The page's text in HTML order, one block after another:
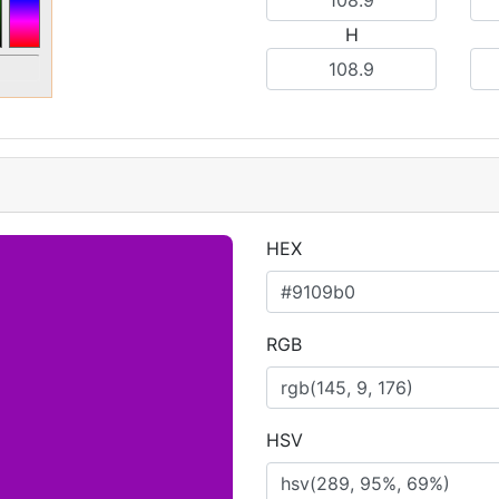
H
HEX
RGB
HSV